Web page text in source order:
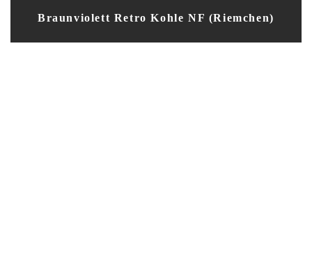
Braunviolett Retro Kohle NF (Riemchen)